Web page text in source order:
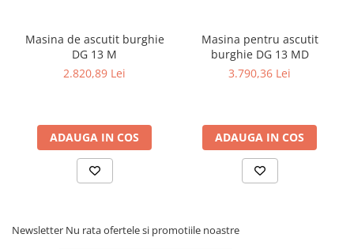
Masina de ascutit burghie
DG 13 M
2.820,89 Lei
ADAUGA IN COS
Masina pentru ascutit
burghie DG 13 MD
3.790,36 Lei
ADAUGA IN COS
Newsletter Nu rata ofertele si promotiile noastre